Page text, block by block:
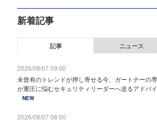
新着記事
記事 ニュース
2026/08/07 09:00
未曾有のトレンドが押し寄せる今、ガートナーの
が重圧に悩むセキュリティリーダーへ送るアドバ
NEW
2026/08/07 08:00